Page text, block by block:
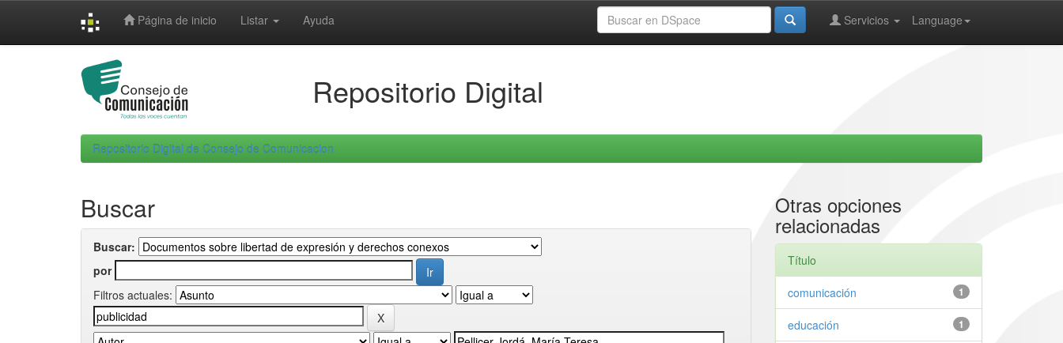
Página de inicio Listar Ayuda Language
Servicios
Repositorio Digital
Repositorio Digital de Consejo de Comunicacion
Buscar
Buscar:
por
Filtros actuales:
Otras opciones
relacionadas
Título
1
comunicación
1
educación